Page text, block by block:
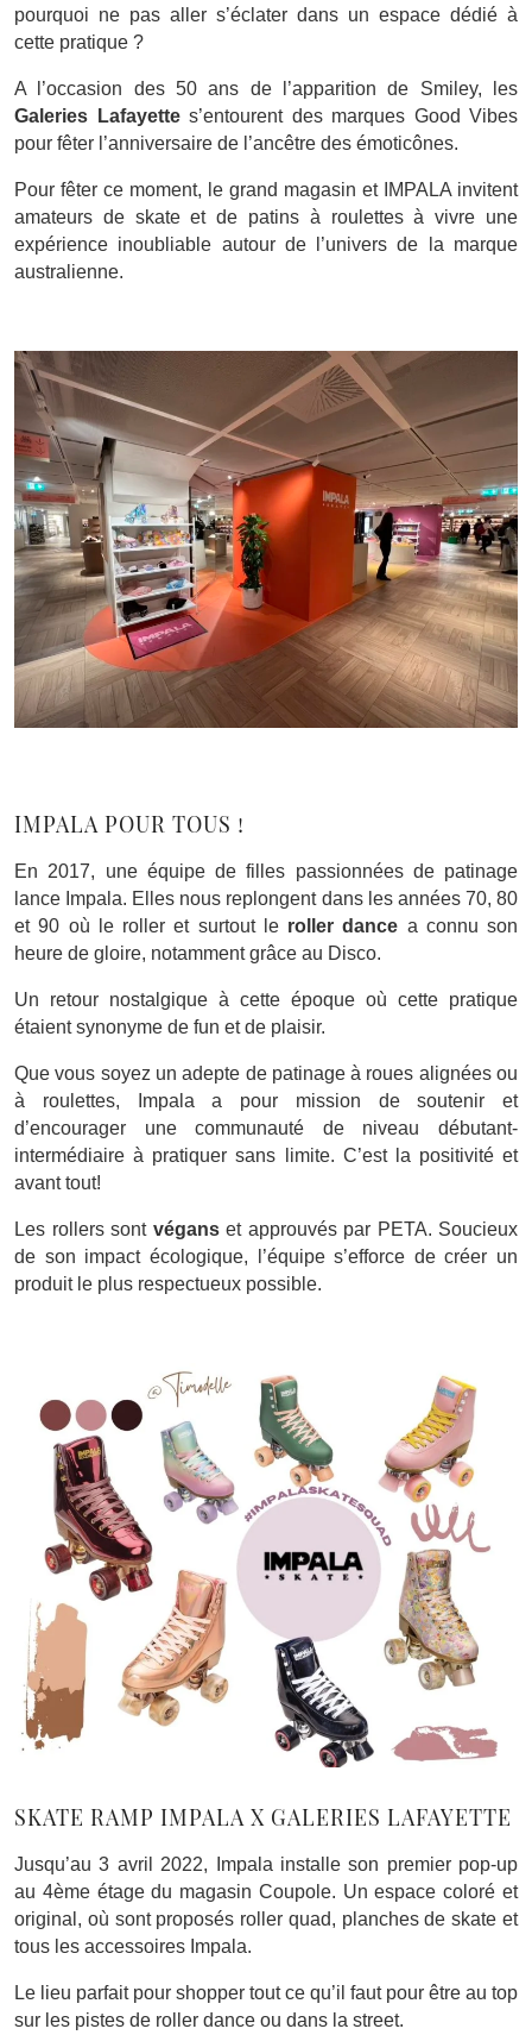
pourquoi ne pas aller s’éclater dans un espace dédié à
cette pratique ?
A l’occasion des 50 ans de l’apparition de Smiley, les
Galeries Lafayettes’entourent des marques Good Vibes
pour fêter l’anniversaire de l’ancêtre des émoticônes.
Pour fêter ce moment, le grand magasin et IMPALA invitent
amateurs de skate et de patins à roulettes à vivre une
expérience inoubliable autour de l’univers de la marque
australienne.
IMPALA POUR TOUS !
En 2017, une équipe de filles passionnées de patinage
lance Impala. Elles nous replongent dans les années 70, 80
et 90 où le roller et surtout le roller dance a connu son
heure de gloire, notamment grâce au Disco.
Un retour nostalgique à cette époque où cette pratique
étaient synonyme de fun et de plaisir.
Que vous soyez un adepte de patinage à roues alignées ou
à roulettes, Impala a pour mission de soutenir et
d’encourager une communauté de niveau débutant-
intermédiaire à pratiquer sans limite. C’est la positivité et
avant tout!
Les rollers sont véganset approuvés par PETA. Soucieux
de son impact écologique, l’équipe s’efforce de créer un
produit le plus respectueux possible.
SKATE RAMP IMPALA X GALERIES LAFAYETTE
Jusqu’au 3 avril 2022, Impala installe son premier pop-up
au 4ème étage du magasin Coupole. Un espace coloré et
original, où sont proposés roller quad, planches de skate et
tous les accessoires Impala.
Le lieu parfait pour shopper tout ce qu’il faut pour être au top
sur les pistes de roller dance ou dans la street.